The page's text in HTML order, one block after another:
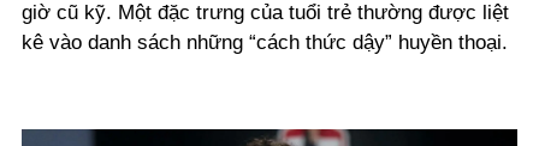
giờ cũ kỹ. Một đặc trưng của tuổi trẻ thường được liệt
kê vào danh sách những “cách thức dậy” huyền thoại.